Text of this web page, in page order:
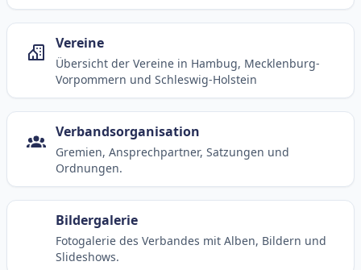
Vereine
Übersicht der Vereine in Hambug, Mecklenburg-
Vorpommern und Schleswig-Holstein
Verbandsorganisation
Gremien, Ansprechpartner, Satzungen und
Ordnungen.
Bildergalerie
Fotogalerie des Verbandes mit Alben, Bildern und
Slideshows.